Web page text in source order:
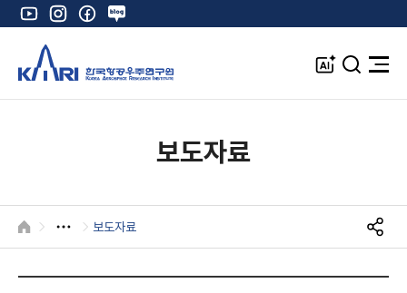
유
튜
인
스
타
그
램
페
이
북
네
이
블
로
K
A
검
전
보도자료
HOME 보도자료
S
N